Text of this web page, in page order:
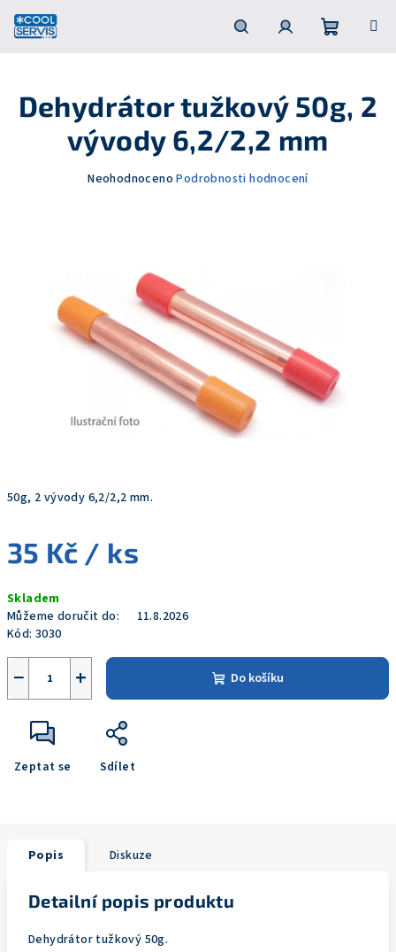
obsah
košík
50g, 2 vývody 6,2/2,2 mm.
35 Kč / ks
cena:
Skladem
Můžeme doručit do:
11.8.2026
Kód: 3030
+
− Do košíku
Zeptat se Sdílet
Dehydrátor tužkový 50g, 2
vývody 6,2/2,2 mm
Průměrné
hvězdiček.
Neohodnoceno Podrobnosti hodnocení
Popis Diskuze
Detailní popis produktu
Dehydrátor tužkový 50g.